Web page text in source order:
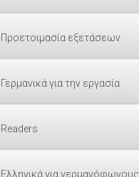
Προετοιμασία εξετάσεων
Γερμανικά για την εργασία
Readers
Ελληνικά για γερμανόφωνους